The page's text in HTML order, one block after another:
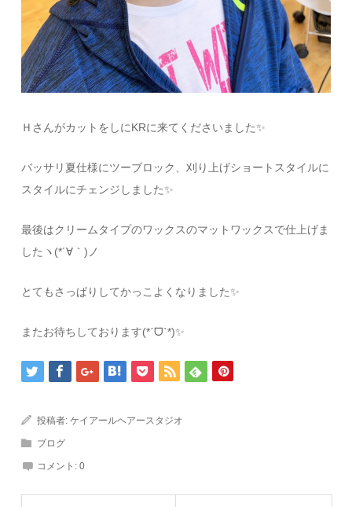
ＨさんがカットをしにKRに来てくださいました✨
バッサリ夏仕様にツーブロック、刈り上げショートスタイルに
スタイルにチェンジしました✨
最後はクリームタイプのワックスのマットワックスで仕上げま
したヽ(*´∀｀)ノ
とてもさっぱりしてかっこよくなりました✨
またお待ちしております(*ˊᗜˋ*)✨
投稿者:ケイアールヘアースタジオ
ブログ
コメント:0